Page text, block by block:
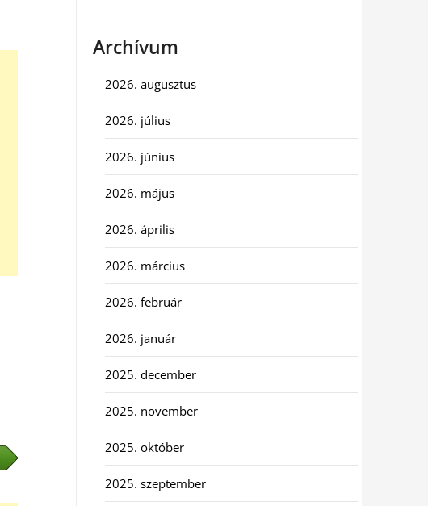
Archívum
2026. augusztus
2026. július
2026. június
2026. május
2026. április
2026. március
2026. február
2026. január
2025. december
2025. november
2025. október
2025. szeptember